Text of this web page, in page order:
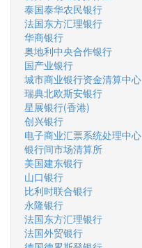
泰国泰华农民银行
法国东方汇理银行
华商银行
奥地利中央合作银行
国产业银行
城市商业银行资金清算中心
瑞典北欧斯安银行
星展银行(香港)
创兴银行
电子商业汇票系统处理中心
银行间市场清算所
美国建东银行
山口银行
比利时联合银行
永隆银行
法国东方汇理银行
法国外贸银行